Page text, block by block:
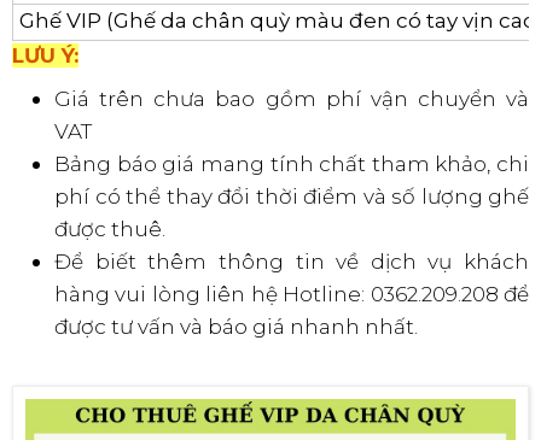
Ghế VIP (Ghế da chân quỳ màu đen có tay vịn cao
LƯU Ý:
Giá trên chưa bao gồm phí vận chuyển và
VAT
Bảng báo giá mang tính chất tham khảo, chi
phí có thể thay đổi thời điểm và số lượng ghế
được thuê.
Để biết thêm thông tin về dịch vụ khách
hàng vui lòng liên hệ Hotline: 0362.209.208 để
được tư vấn và báo giá nhanh nhất.